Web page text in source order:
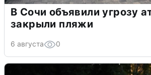
В Сочи объявили угрозу
закрыли пляжи
6 августа 0